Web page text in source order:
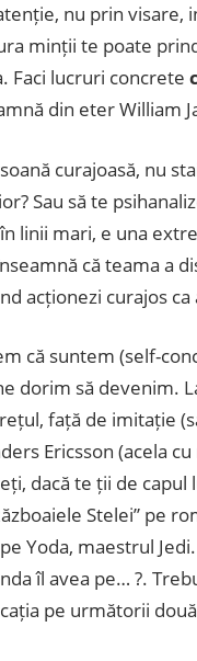
nu prin visare,
minții te poate
Faci lucruri concrete
din eter William
curajoasă, nu
Sau să te
linii mari, e una
că teama a
acționezi curajos
că suntem (self-
dorim să devenim.
față de imitație
Ericsson (acela
dacă te ții de
Stelei” pe
Yoda, maestrul
îl avea pe… ?.
pe următorii